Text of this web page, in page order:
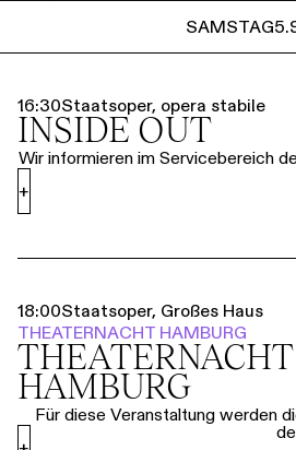
Führungen Jobs
SAMSTAG
SAMSTAG
16:30Staatsoper, opera stabile
INSIDE OUT
Wir informieren im Servicebereich
+
18:00Staatsoper, Großes Haus
THEATERNACHT HAMBURG
THEATER­NACHT
HAMBURG
Für diese Veranstaltung werden